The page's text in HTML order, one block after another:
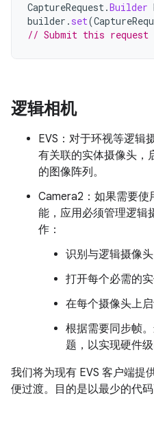
CaptureRequest.Builder
builder . set(
// Submit this request
逻辑相机
EVS：对于环视等逻辑
有关联的实体摄像头，
的图像阵列。
Camera2：如果需要使
能，应用必须管理逻辑
作：
识别与逻辑摄像
打开每个必需的实
在每个摄像头上启
根据需要同步帧
题，以实现硬件级
我们将为现有 EVS 客户端提
便过渡。目的是以最少的代